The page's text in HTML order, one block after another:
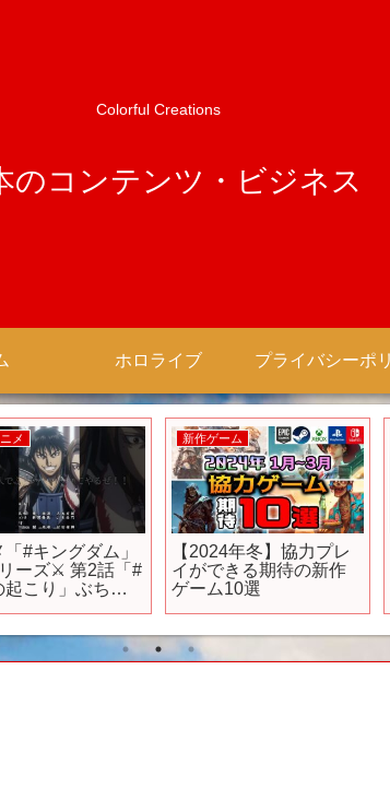
Colorful Creations
のコンテンツ・ビジネス
ホロライブ
メ
#キングダム」
ーズ⚔ 第2話「#
起こり」ぶちか
新作ゲーム
【2024年冬】協力プレ
イができる期待の新作
ゲーム10選